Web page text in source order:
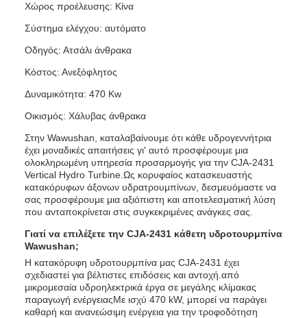
Χώρος προέλευσης: Κίνα
Σύστημα ελέγχου: αυτόματο
Οδηγός: Ατσάλι άνθρακα
Κόστος: Ανεξόφλητος
Δυναμικότητα: 470 Kw
Οικισμός: Χάλυβας άνθρακα
Στην Wawushan, καταλαβαίνουμε ότι κάθε υδρογεννήτρια
έχει μοναδικές απαιτήσεις γι' αυτό προσφέρουμε μια
ολοκληρωμένη υπηρεσία προσαρμογής για την CJA-2431
Vertical Hydro Turbine.Ως κορυφαίος κατασκευαστής
κατακόρυφων άξονων υδρατρουμπίνων, δεσμευόμαστε να
σας προσφέρουμε μια αξιόπιστη και αποτελεσματική λύση
που ανταποκρίνεται στις συγκεκριμένες ανάγκες σας.
Γιατί να επιλέξετε την CJA-2431 κάθετη υδροτουρμπίνα
Wawushan;
Η κατακόρυφη υδροτουρμπίνα μας CJA-2431 έχει
σχεδιαστεί για βέλτιστες επιδόσεις και αντοχή.από
μικρομεσαία υδροηλεκτρικά έργα σε μεγάλης κλίμακας
παραγωγή ενέργειαςΜε ισχύ 470 kW, μπορεί να παράγει
καθαρή και ανανεώσιμη ενέργεια για την τροφοδότηση